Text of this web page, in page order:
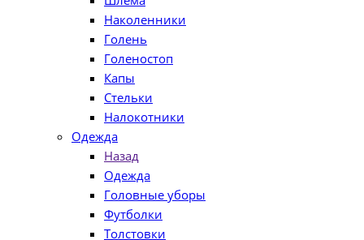
Наколенники
Голень
Голеностоп
Капы
Стельки
Налокотники
Одежда
Назад
Одежда
Головные уборы
Футболки
Толстовки